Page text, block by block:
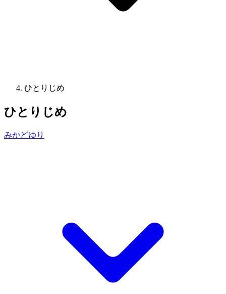
ひとりじめ
ひとりじめ
みかどゆり